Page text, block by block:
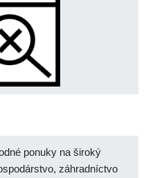
ponuky na široký
záhradníctvo